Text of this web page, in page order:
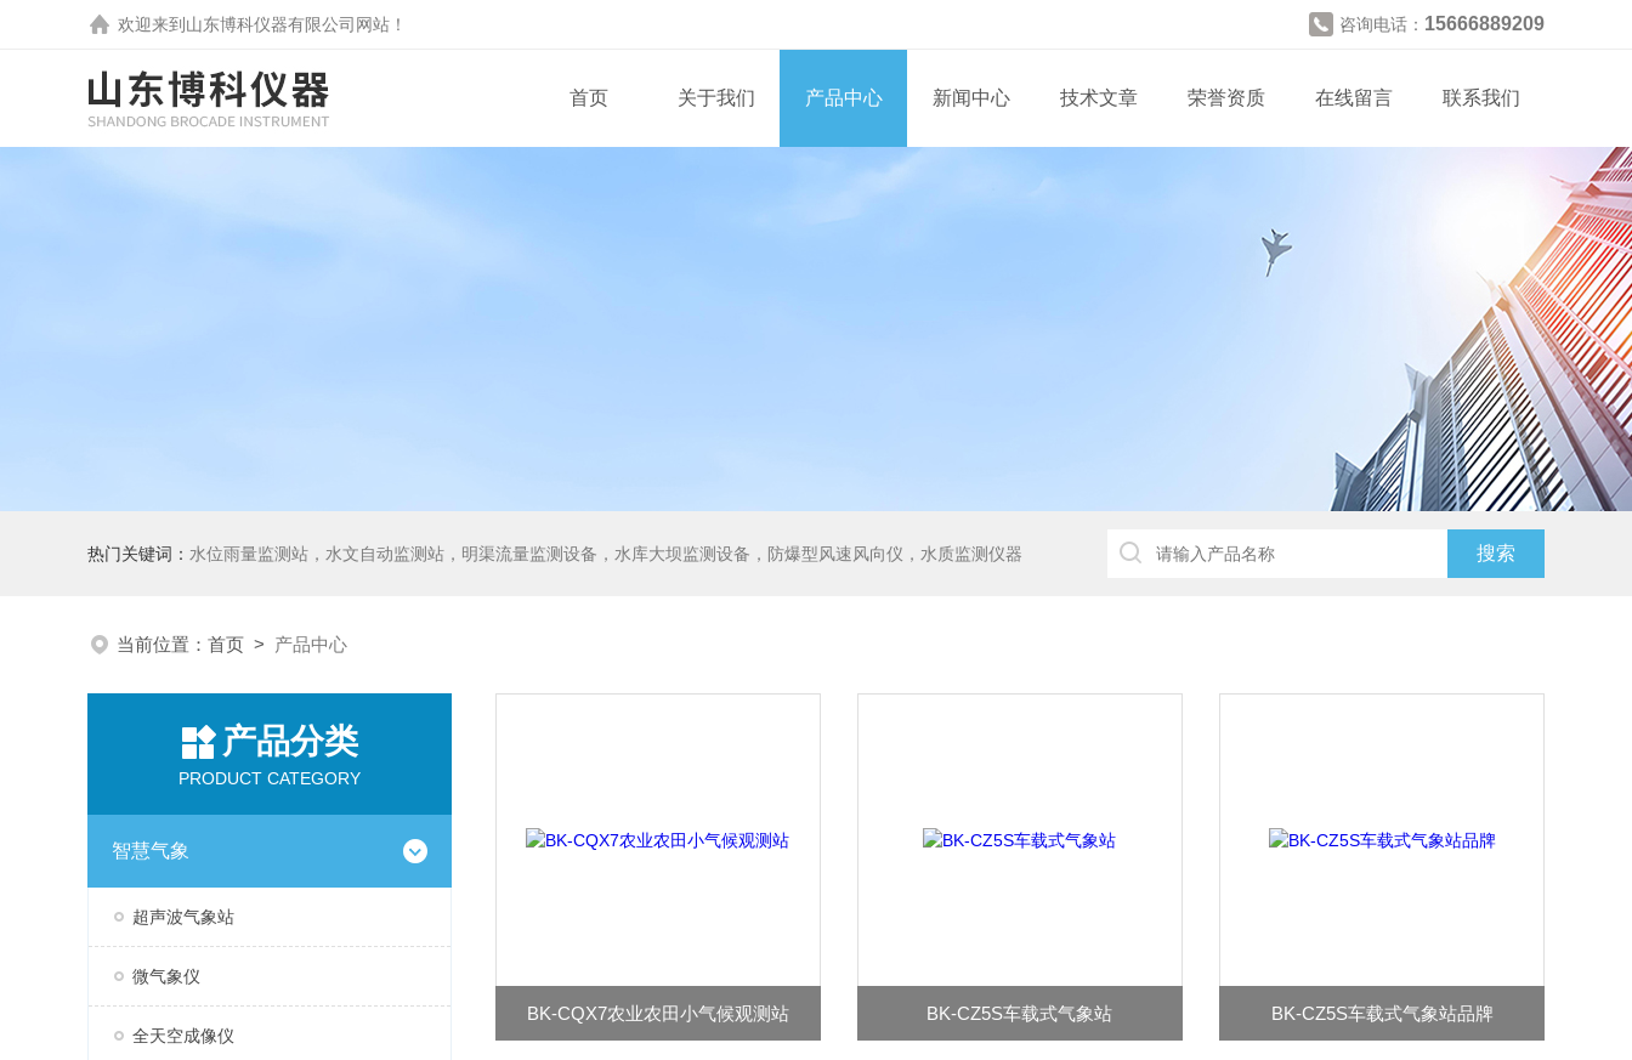
欢迎来到 山东博科仪器有限公司 网站！ 咨询电话： 15666889209
首页 关于我们 产品中心 新闻中心 技术文章 荣誉资质 在线留言 联系我们
热门关键词： 水位雨量监测站，水文自动监测站，明渠流量监测设备，水库大坝监测设备，防爆型风速风向仪，水质监测仪器
当前位置： 首页 > 产品中心
产品分类
PRODUCT CATEGORY
智慧气象
超声波气象站
微气象仪
全天空成像仪
BK-CQX7农业农田小气候观测站 BK-CZ5S车载式气象站 BK-CZ5S车载式气象站品牌